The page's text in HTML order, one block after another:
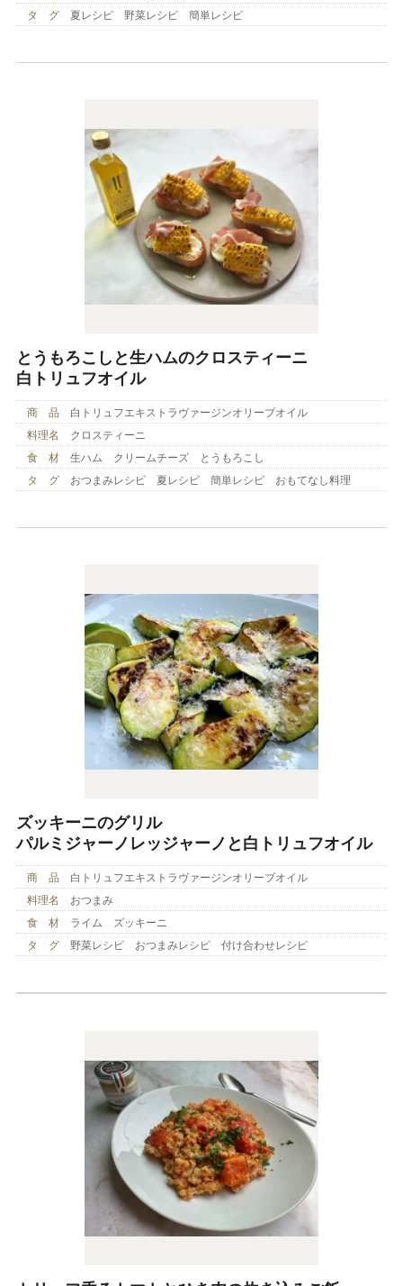
タ グ
夏レシピ 野菜レシピ 簡単レシピ
とうもろこしと生ハムのクロスティーニ
白トリュフオイル
商 品
白トリュフエキストラヴァージンオリーブオイル
料理名
クロスティーニ
食 材
生ハム クリームチーズ とうもろこし
タ グ
おつまみレシピ 夏レシピ 簡単レシピ おもてなし料理
ズッキーニのグリル
パルミジャーノレッジャーノと白トリュフオイル
商 品
白トリュフエキストラヴァージンオリーブオイル
料理名
おつまみ
食 材
ライム ズッキーニ
タ グ
野菜レシピ おつまみレシピ 付け合わせレシピ